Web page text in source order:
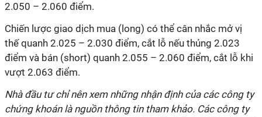
2.050 – 2.060 điểm.
Chiến lược giao dịch mua (long) có thể cân nhắc mở vị
thế quanh 2.025 – 2.030 điểm, cắt lỗ nếu thủng 2.023
điểm và bán (short) quanh 2.055 – 2.060 điểm, cắt lỗ khi
vượt 2.063 điểm.
Nhà đầu tư chỉ nên xem những nhận định của các công ty
chứng khoán là nguồn thông tin tham khảo. Các công ty